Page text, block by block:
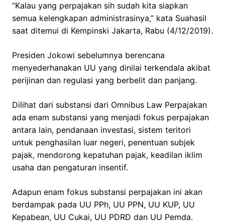
“Kalau yang perpajakan sih sudah kita siapkan
semua kelengkapan administrasinya,” kata Suahasil
saat ditemui di Kempinski Jakarta, Rabu (4/12/2019).
Presiden Jokowi sebelumnya berencana
menyederhanakan UU yang dinilai terkendala akibat
perijinan dan regulasi yang berbelit dan panjang.
Dilihat dari substansi dari Omnibus Law Perpajakan
ada enam substansi yang menjadi fokus perpajakan
antara lain, pendanaan investasi, sistem teritori
untuk penghasilan luar negeri, penentuan subjek
pajak, mendorong kepatuhan pajak, keadilan iklim
usaha dan pengaturan insentif.
Adapun enam fokus substansi perpajakan ini akan
berdampak pada UU PPh, UU PPN, UU KUP, UU
Kepabean, UU Cukai, UU PDRD dan UU Pemda.